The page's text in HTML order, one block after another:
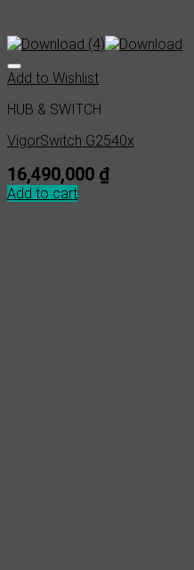
Add to Wishlist
HUB & SWITCH
VigorSwitch G2540x
16,490,000 ₫
Add to cart